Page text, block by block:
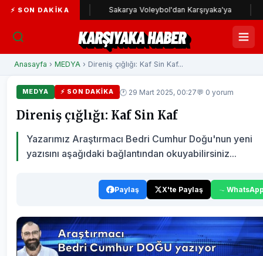
⚡ SON DAKIKA
yolunda Sakarya Voleybol'dan Karşıyaka'ya
KARŞIYAKA HABER
Anasayfa › MEDYA › Direniş çığlığı: Kaf Sin Kaf...
MEDYA ⚡ SON DAKIKA 🕐 29 Mart 2025, 00:27💬 0 yorum
Direniş çığlığı: Kaf Sin Kaf
Yazarımız Araştırmacı Bedri Cumhur Doğu'nun yeni
yazısını aşağıdaki bağlantından okuyabilirsiniz...
Paylaş X'te Paylaş